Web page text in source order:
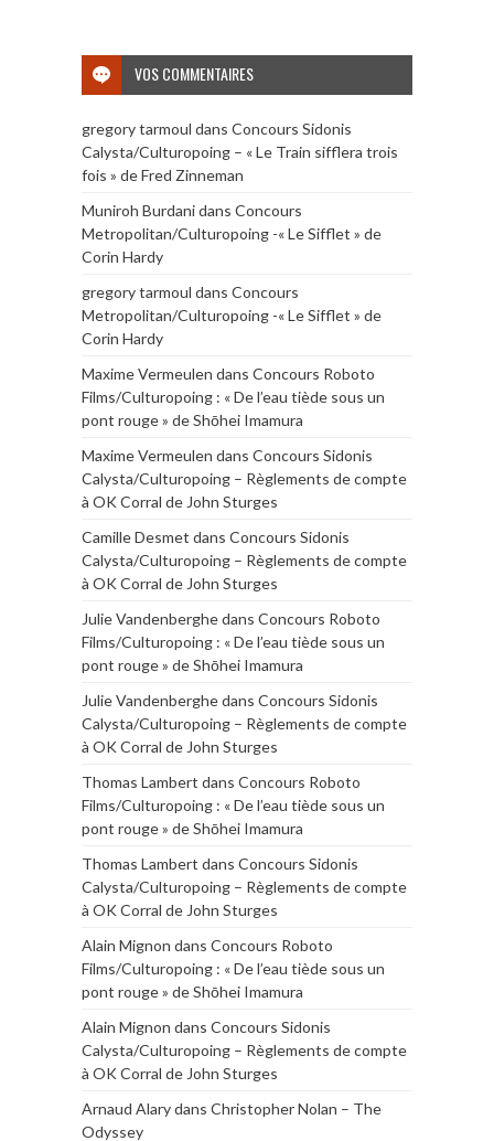
VOS COMMENTAIRES
gregory tarmoul dans Concours Sidonis
Calysta/Culturopoing – « Le Train sifflera trois
fois » de Fred Zinneman
Muniroh Burdanidans Concours
Metropolitan/Culturopoing -« Le Sifflet » de
Corin Hardy
gregory tarmoul dans Concours
Metropolitan/Culturopoing -« Le Sifflet » de
Corin Hardy
Maxime Vermeulen dans Concours Roboto
Films/Culturopoing : « De l’eau tiède sous un
pont rouge » de Shōhei Imamura
Maxime Vermeulen dans Concours Sidonis
Calysta/Culturopoing – Règlements de compte
à OK Corral de John Sturges
Camille Desmet dans Concours Sidonis
Calysta/Culturopoing – Règlements de compte
à OK Corral de John Sturges
Julie Vandenberghedans Concours Roboto
Films/Culturopoing : « De l’eau tiède sous un
pont rouge » de Shōhei Imamura
Julie Vandenberghedans Concours Sidonis
Calysta/Culturopoing – Règlements de compte
à OK Corral de John Sturges
Thomas Lambert dans Concours Roboto
Films/Culturopoing : « De l’eau tiède sous un
pont rouge » de Shōhei Imamura
Thomas Lambert dans Concours Sidonis
Calysta/Culturopoing – Règlements de compte
à OK Corral de John Sturges
Alain Mignon dans Concours Roboto
Films/Culturopoing : « De l’eau tiède sous un
pont rouge » de Shōhei Imamura
Alain Mignon dans Concours Sidonis
Calysta/Culturopoing – Règlements de compte
à OK Corral de John Sturges
Arnaud Alarydans Christopher Nolan – The
Odyssey